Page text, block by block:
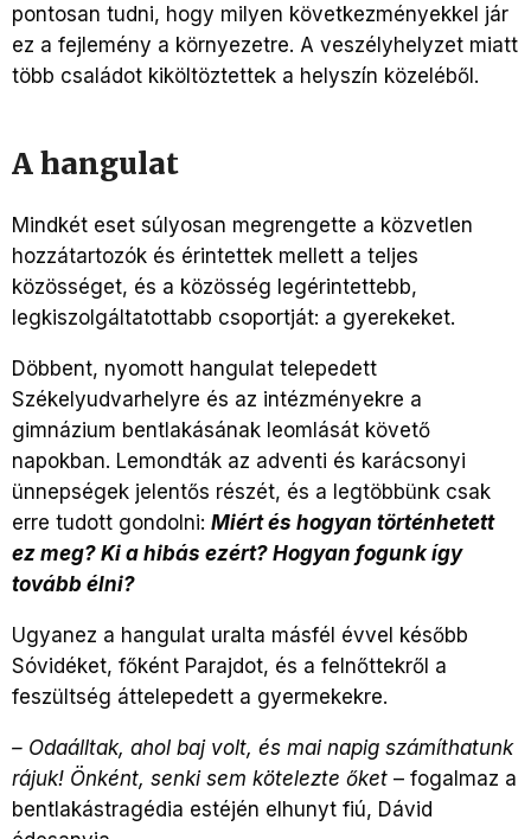
pontosan tudni, hogy milyen következményekkel jár
ez a fejlemény a környezetre. A veszélyhelyzet miatt
több családot kiköltöztettek a helyszín közeléből.
A hangulat
Mindkét eset súlyosan megrengette a közvetlen
hozzátartozók és érintettek mellett a teljes
közösséget, és a közösség legérintettebb,
legkiszolgáltatottabb csoportját: a gyerekeket.
Döbbent, nyomott hangulat telepedett
Székelyudvarhelyre és az intézményekre a
gimnázium bentlakásának leomlását követő
napokban. Lemondták az adventi és karácsonyi
ünnepségek jelentős részét, és a legtöbbünk csak
erre tudott gondolni: Miért és hogyan történhetett
ez meg? Ki a hibás ezért? Hogyan fogunk így
tovább élni?
Ugyanez a hangulat uralta másfél évvel később
Sóvidéket, főként Parajdot, és a felnőttekről a
feszültség áttelepedett a gyermekekre.
– Odaálltak, ahol baj volt, és mai napig számíthatunk
rájuk! Önként, senki sem kötelezte őket – fogalmaz a
bentlakástragédia estéjén elhunyt fiú, Dávid